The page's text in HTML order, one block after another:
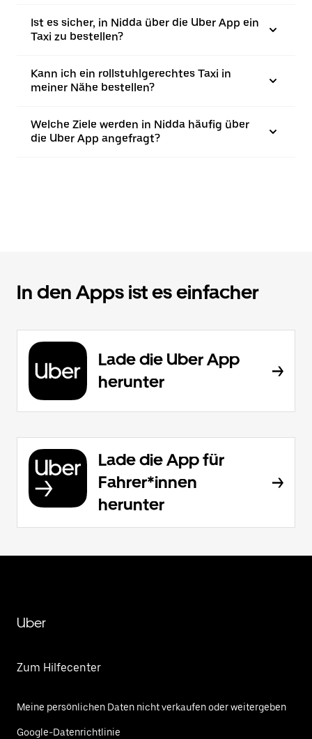
Ist es sicher, in Nidda über die Uber App ein
Taxi zu bestellen?
Kann ich ein rollstuhlgerechtes Taxi in
meiner Nähe bestellen?
Welche Ziele werden in Nidda häufig über
die Uber App angefragt?
In den Apps ist es einfacher
Lade die Uber App
herunter
Lade die App für
Fahrer*innen
herunter
Uber
Zum Hilfecenter
Meine persönlichen Daten nicht verkaufen oder weitergeben
Google-Datenrichtlinie